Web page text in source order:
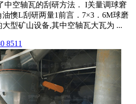
中空轴瓦的刮研方法． I关量调球窘
懊L刮研两量1前言．7×3．6M球磨
型矿山设备,其中空轴瓦大瓦为 ...
8511